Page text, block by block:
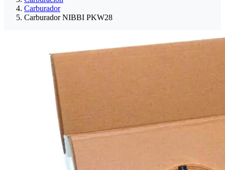
Carburador
Carburador NIBBI PKW28